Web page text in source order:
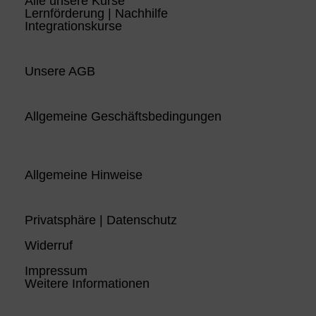
Lernförderung | Nachhilfe
Integrationskurse
Unsere AGB
Allgemeine Geschäftsbedingungen
Allgemeine Hinweise
Privatsphäre | Datenschutz
Widerruf
Impressum
Weitere Informationen